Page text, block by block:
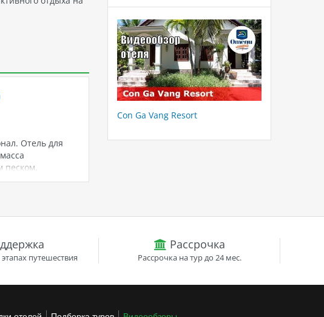
Отель для
Con Ga Vang Resort
путешествия
Рассрочка
Рассрочка на тур до 24 мес.